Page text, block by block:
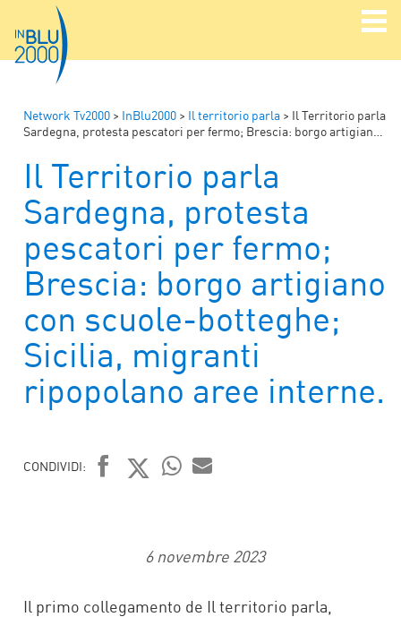
Network Tv2000 > InBlu2000 > Il territorio parla > Il Territorio parla
Sardegna, protesta pescatori per fermo; Brescia: borgo artigiano con scuole-botteghe; Sicilia, migranti ripopolano aree interne.
Il Territorio parla
Sardegna, protesta
pescatori per fermo;
Brescia: borgo artigiano
con scuole-botteghe;
Sicilia, migranti
ripopolano aree interne.
CONDIVIDI:
6 novembre 2023
Il primo collegamento de Il territorio parla,